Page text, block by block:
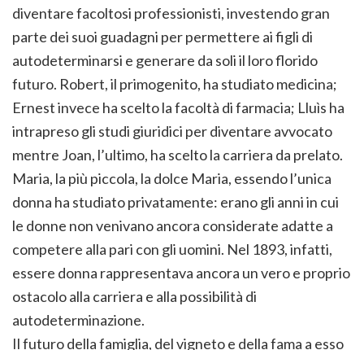
diventare facoltosi professionisti, investendo gran
parte dei suoi guadagni per permettere ai figli di
autodeterminarsi e generare da soli il loro florido
futuro. Robert, il primogenito, ha studiato medicina;
Ernest invece ha scelto la facoltà di farmacia; Lluìs ha
intrapreso gli studi giuridici per diventare avvocato
mentre Joan, l’ultimo, ha scelto la carriera da prelato.
Maria, la più piccola, la dolce Maria, essendo l’unica
donna ha studiato privatamente: erano gli anni in cui
le donne non venivano ancora considerate adatte a
competere alla pari con gli uomini. Nel 1893, infatti,
essere donna rappresentava ancora un vero e proprio
ostacolo alla carriera e alla possibilità di
autodeterminazione.
Il futuro della famiglia, del vigneto e della fama a esso